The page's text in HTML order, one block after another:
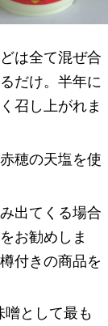
は全て混ぜ合
だけ。半年に
召し上がれま
穂の天塩を使
出てくる場合
お勧めしま
付きの商品を
噌として最も